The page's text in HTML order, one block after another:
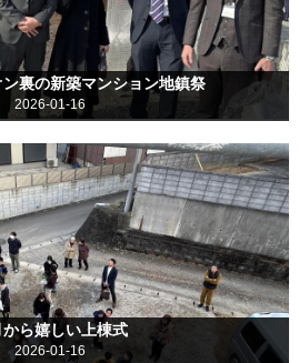
裏の新築マンション地鎮祭
2026-01-16
から嬉しい上棟式
2026-01-16